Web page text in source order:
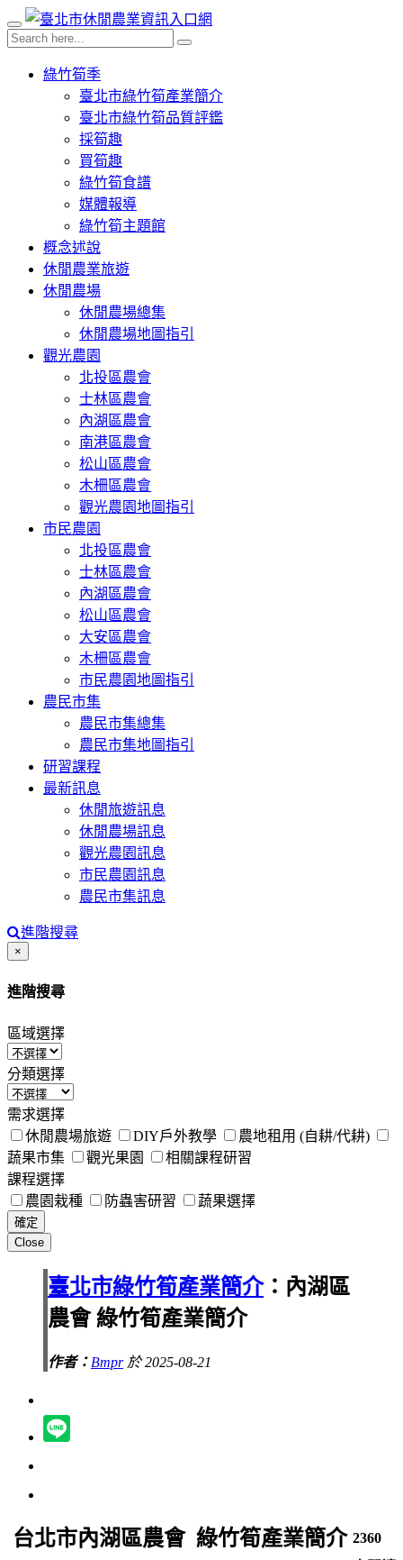
綠竹筍季
臺北市綠竹筍產業簡介
臺北市綠竹筍品質評鑑
採筍趣
買筍趣
綠竹筍食譜
媒體報導
綠竹筍主題館
概念述說
休閒農業旅遊
休閒農場
休閒農場總集
休閒農場地圖指引
觀光農園
北投區農會
士林區農會
內湖區農會
南港區農會
松山區農會
木柵區農會
觀光農園地圖指引
市民農園
北投區農會
士林區農會
內湖區農會
松山區農會
大安區農會
木柵區農會
市民農園地圖指引
農民市集
農民市集總集
農民市集地圖指引
研習課程
最新訊息
休閒旅遊訊息
休閒農場訊息
觀光農園訊息
市民農園訊息
農民市集訊息
進階搜尋
×
進階搜尋
區域選擇
分類選擇
需求選擇
休閒農場旅遊
DIY戶外教學
農地租用 (自耕/代耕)
蔬果市集
觀光果園
相關課程研習
課程選擇
農園栽種
防蟲害研習 蔬果選擇
Close
臺北市綠竹筍產業簡介：內湖區
農會 綠竹筍產業簡介
作者： Bmpr於 2025-08-21
2360
台北市內湖區農會 綠竹筍產業簡介